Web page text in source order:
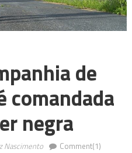
de
comandada
negra
Nascimento Comment(1)